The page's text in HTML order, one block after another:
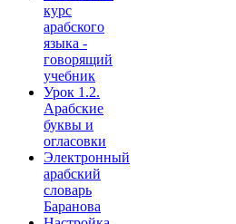
курс
арабского
языка -
говорящий
учебник
Урок 1.2.
Арабские
буквы и
огласовки
Электронный
арабский
словарь
Баранова